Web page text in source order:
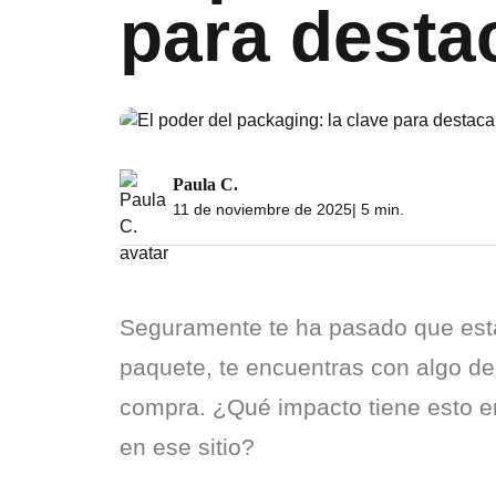
para
Paula C.
11 de noviembre de 2025| 5 min.
Seguramente te ha pasado que
paquete, te encuentras con algo
compra. ¿Qué impacto tiene esto
en ese sitio?